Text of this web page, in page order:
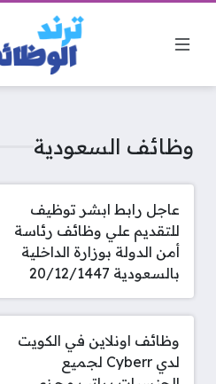
وظائف السعودية
عاجل رابط ابشر توظيف
للتقديم علي وظائف رئاسة
أمن الدولة بوزارة الداخلية
بالسعودية 20/12/1447
وظائف اونلاين في الكويت
لدي Cyberr لجميع